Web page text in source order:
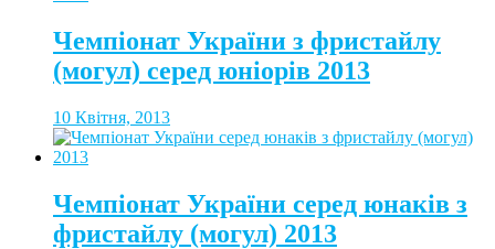
Чемпіонат України з фристайлу
(могул) серед юніорів 2013
10 Квітня, 2013
Чемпіонат України серед юнаків з
фристайлу (могул) 2013